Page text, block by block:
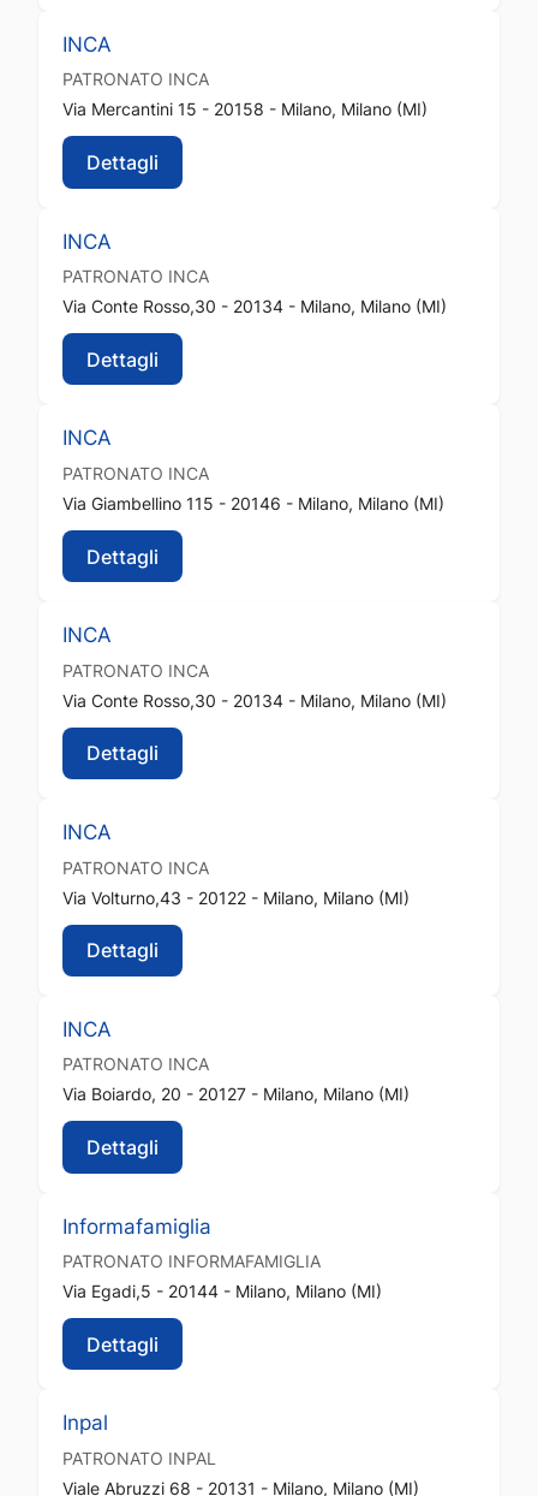
INCA
PATRONATO INCA
Via Mercantini 15 - 20158 - Milano, Milano (MI)
Dettagli
INCA
PATRONATO INCA
Via Conte Rosso,30 - 20134 - Milano, Milano (MI)
Dettagli
INCA
PATRONATO INCA
Via Giambellino 115 - 20146 - Milano, Milano (MI)
Dettagli
INCA
PATRONATO INCA
Via Conte Rosso,30 - 20134 - Milano, Milano (MI)
Dettagli
INCA
PATRONATO INCA
Via Volturno,43 - 20122 - Milano, Milano (MI)
Dettagli
INCA
PATRONATO INCA
Via Boiardo, 20 - 20127 - Milano, Milano (MI)
Dettagli
Informafamiglia
PATRONATO INFORMAFAMIGLIA
Via Egadi,5 - 20144 - Milano, Milano (MI)
Dettagli
Inpal
PATRONATO INPAL
Viale Abruzzi 68 - 20131 - Milano, Milano (MI)